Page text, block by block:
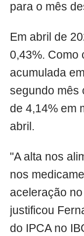
para o mês
Em abril de
0,43%. Como
acumulada
segundo mês
de 4,14% em
abril.
"A alta nos
nos
aceleração
justificou
do IPCA no